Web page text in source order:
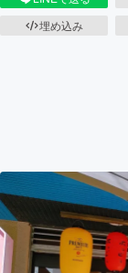
埋め込み